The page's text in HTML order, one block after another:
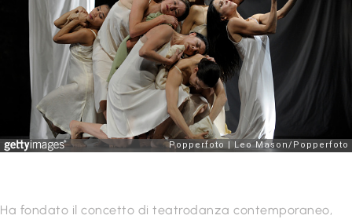
Ha fondato il concetto di teatrodanza contemporaneo,